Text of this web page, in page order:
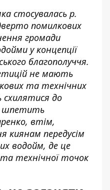
стосувалась р.
помилкових
громади
у концепції
благополуччя.
не мають
та технічних
до
шпетить
втім,
киянам передусім
водойм, де це
технічної точок